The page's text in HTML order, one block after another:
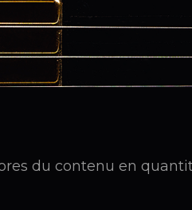
du contenu en